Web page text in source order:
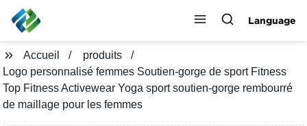
Language
Accueil
produits
Logo personnalisé femmes Soutien-gorge de sport Fitness
Top Fitness Activewear Yoga sport soutien-gorge rembourré
de maillage pour les femmes